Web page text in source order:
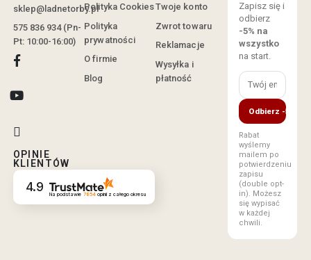
sklep@ladnetorby.pl
575 836 934 (Pn-
Pt: 10:00-16:00)
OPINIE
KLIENTÓW
4.9 Na podstawie 7854opinii z całego okresu
Polityka Cookies
Polityka
prywatności
O firmie
Blog
Twoje konto
Zwrot towaru
Reklamacje
Wysyłka i
płatność
Zapisz się i
odbierz
-5% na
wszystko
na start.
Odbierz -5%
Rabat
wyślemy
mailem po
potwierdzeniu
zapisu
(double opt-
in). Możesz
się wypisać
w każdej
chwili.